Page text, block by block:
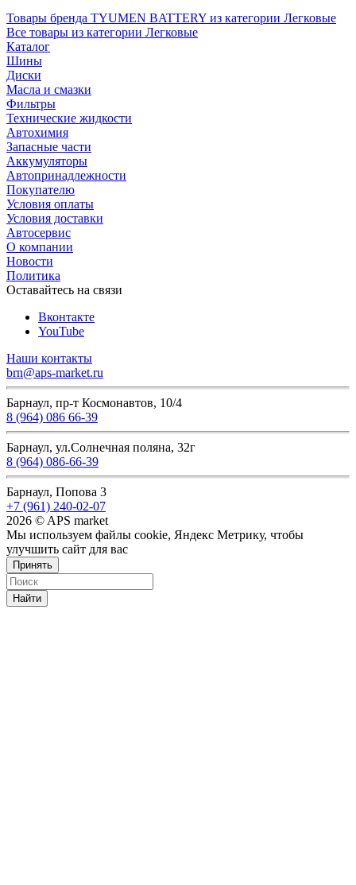
Товары бренда TYUMEN BATTERY из категории Легковые
Все товары из категории Легковые
Каталог
Шины
Диски
Масла и смазки
Фильтры
Технические жидкости
Автохимия
Запасные части
Аккумуляторы
Автопринадлежности
Покупателю
Условия оплаты
Условия доставки
Автосервис
О компании
Новости
Политика
Оставайтесь на связи
Вконтакте
YouTube
Наши контакты
brn@aps-market.ru
Барнаул, пр-т Космонавтов, 10/4
8 (964) 086 66-39
Барнаул, ул.Солнечная поляна, 32г
8 (964) 086-66-39
Барнаул, Попова 3
+7 (961) 240-02-07
2026 © APS market
Мы используем файлы cookie, Яндекс Метрику, чтобы
улучшить сайт для вас
Принять
Найти